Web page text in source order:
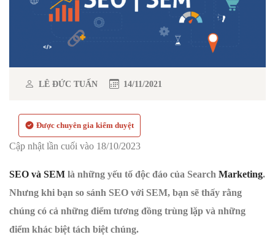
LÊ ĐỨC TUẤN 14/11/2021
Được chuyên gia kiểm duyệt
Cập nhật lần cuối vào 18/10/2023
SEO và SEM là những yếu tố độc đáo của Search Marketing.
Nhưng khi bạn so sánh SEO với SEM, bạn sẽ thấy rằng
chúng có cả những điểm tương đồng trùng lặp và những
điểm khác biệt tách biệt chúng.